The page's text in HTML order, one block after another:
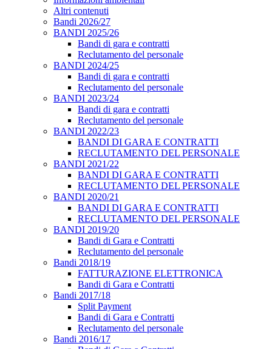
Altri contenuti
Bandi 2026/27
BANDI 2025/26
Bandi di gara e contratti
Reclutamento del personale
BANDI 2024/25
Bandi di gara e contratti
Reclutamento del personale
BANDI 2023/24
Bandi di gara e contratti
Reclutamento del personale
BANDI 2022/23
BANDI DI GARA E CONTRATTI
RECLUTAMENTO DEL PERSONALE
BANDI 2021/22
BANDI DI GARA E CONTRATTI
RECLUTAMENTO DEL PERSONALE
BANDI 2020/21
BANDI DI GARA E CONTRATTI
RECLUTAMENTO DEL PERSONALE
BANDI 2019/20
Bandi di Gara e Contratti
Reclutamento del personale
Bandi 2018/19
FATTURAZIONE ELETTRONICA
Bandi di Gara e Contratti
Bandi 2017/18
Split Payment
Bandi di Gara e Contratti
Reclutamento del personale
Bandi 2016/17